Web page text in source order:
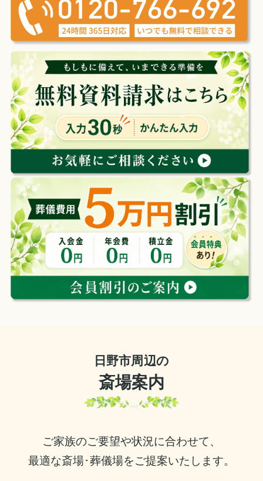
日野市周辺の
斎場案内
ご家族のご要望や状況に合わせて、
最適な斎場･葬儀場をご提案いたします。